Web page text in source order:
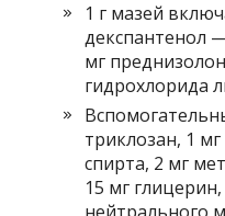
1 г мазей
декспантенол
мг
гидрохлорида
триклозан, 1
спирта, 2 мг
15 мг